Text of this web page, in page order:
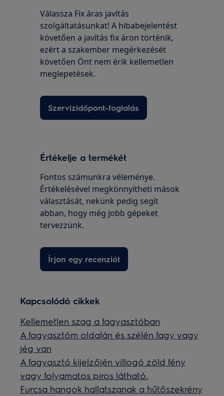
Válassza Fix áras javítás
szolgáltatásunkat! A hibabejelentést
követően a javítás fix áron történik,
ezért a szakember megérkezését
követően Önt nem érik kellemetlen
meglepetések.
Szervizidőpont-foglalás
Értékelje a termékét
Fontos számunkra véleménye.
Értékelésével megkönnyítheti mások
választását, nekünk pedig segít
abban, hogy még jobb gépeket
tervezzünk.
Írjon egy recenziót
Kapcsolódó cikkek
Kellemetlen szag a fagyasztóban
A fagyasztóm oldalán és szélén fagy vagy
jég van
A fagyasztó kijelzőjén villogó zöld fény
vagy folyamatos piros látható.
Furcsa hangok hallatszanak a hűtőszekrény